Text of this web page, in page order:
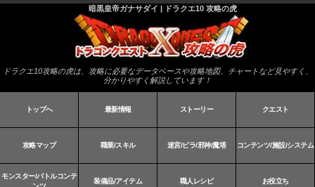
暗黒皇帝ガナサダイ | ドラクエ10 攻略の虎
ドラクエ10攻略の虎は、攻略に必要なデータベースや攻略地図、チャートなど見やすく、
分かりやすく解説しています！
トップへ 最新情報 ストーリー クエスト
攻略マップ 職業/スキル 迷宮/ピラ/邪神/魔塔 コンテンツ/施設/システム
モンスター/バトルコンテ
装備品/アイテム 職人レシピ お役立ち